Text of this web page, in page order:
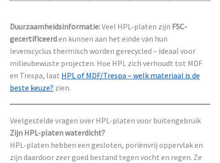
Duurzaamheidsinformatie:Veel HPL-platen zijn FSC-
gecertificeerden kunnen aan het einde van hun
levenscyclus thermisch worden gerecycled – ideaal voor
milieubewuste projecten. Hoe HPL zich verhoudt tot MDF
en Trespa, laat HPL of MDF/Trespa – welk materiaal is de
beste keuze? zien.
Veelgestelde vragen over HPL-platen voor buitengebruik
Zijn HPL-platen waterdicht?
HPL-platen hebben een gesloten, poriënvrij oppervlak en
zijn daardoor zeer goed bestand tegen vocht en regen. Ze